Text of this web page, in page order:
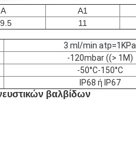
Α Α1
11
3 ml/min atp=1KPa
-120mbar ((> 1M)
-50°C-150°C
IP68 ή IP67
βαλβίδων